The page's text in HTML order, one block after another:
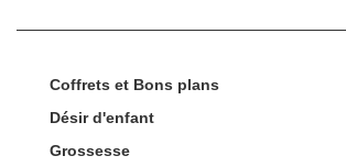
Coffrets et Bons plans
Désir d'enfant
Grossesse